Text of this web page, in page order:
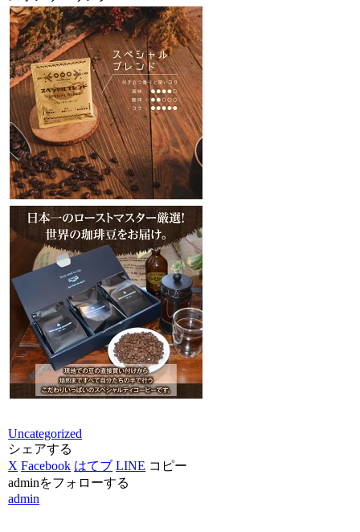
Uncategorized
シェアする
X Facebook はてブ LINE コピー
adminをフォローする
admin